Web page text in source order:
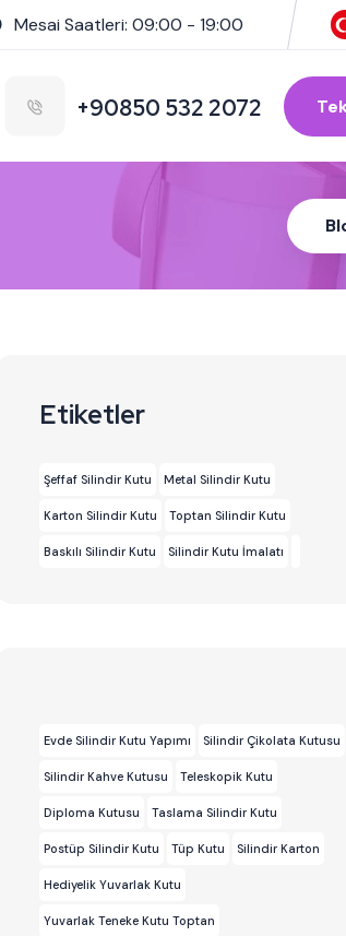
Mesai Saatleri: 09:00 - 19:00
+90850 532 2072
Etiketler
Şeffaf Silindir Kutu Metal Silindir Kutu
Karton Silindir Kutu Toptan Silindir Kutu
Baskılı Silindir Kutu Silindir Kutu İmalatı
Evde Silindir Kutu Yapımı Silindir Çikolata Kutusu
Silindir Kahve Kutusu Teleskopik Kutu
Diploma Kutusu Taslama Silindir Kutu
Postüp Silindir Kutu Tüp Kutu Silindir Karton
Hediyelik Yuvarlak Kutu
Yuvarlak Teneke Kutu Toptan